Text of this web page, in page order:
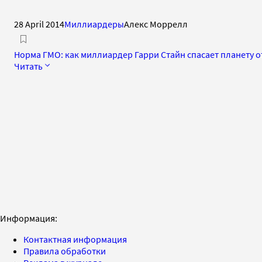
28 April 2014МиллиардерыАлекс Моррелл
Норма ГМО: как миллиардер Гарри Стайн спасает планету
Читать
Информация:
Контактная информация
Правила обработки